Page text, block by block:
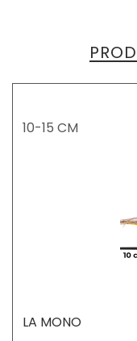
10-15 CM
LA MONO